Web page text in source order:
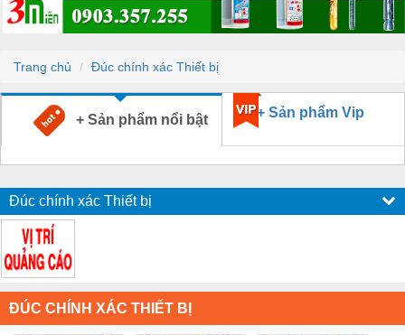
Trang chủ Đúc chính xác Thiết bị
+ Sản phẩm nổi bật + Sản phẩm Vip
Đúc chính xác Thiết bị
ĐÚC CHÍNH XÁC THIẾT BỊ